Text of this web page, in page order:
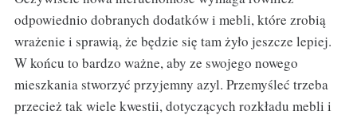
odpowiednio dobranych dodatków i mebli, które zrobią
wrażenie i sprawią, że będzie się tam żyło jeszcze lepiej.
W końcu to bardzo ważne, aby ze swojego nowego
mieszkania stworzyć przyjemny azyl. Przemyśleć trzeba
przecież tak wiele kwestii, dotyczących rozkładu mebli i